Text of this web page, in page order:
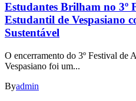
Estudantes Brilham no 3º
Estudantil de Vespasiano
Sustentável
O encerramento do 3º Festival de
Vespasiano foi um...
Byadmin